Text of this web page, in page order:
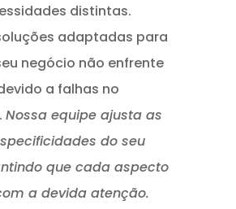
distintas.
adaptadas para
negócio não enfrente
a falhas no
Nossa equipe ajusta as
do seu
que cada aspecto
a devida atenção.